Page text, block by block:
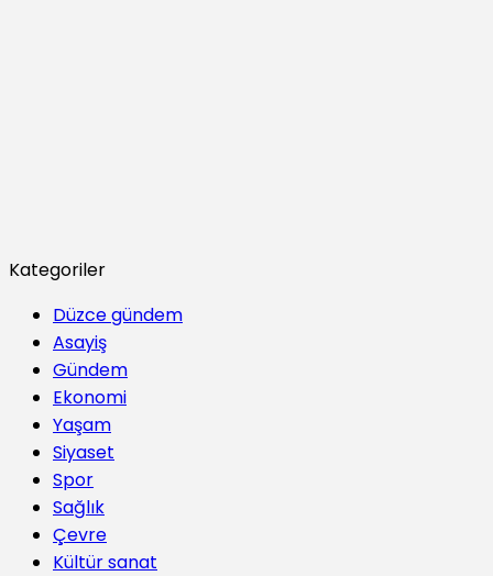
Kategoriler
Düzce gündem
Asayiş
Gündem
Ekonomi
Yaşam
Siyaset
Spor
Sağlık
Çevre
Kültür sanat